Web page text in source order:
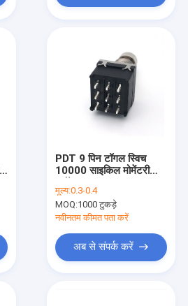
PDT 9 पिन टॉगल स्विच
10000 साइकिल मोमेंटरी
मूल्य:0.3-0.4
MOQ:1000 टुकड़े
नवीनतम कीमत पता करें
अब से संपर्क करें